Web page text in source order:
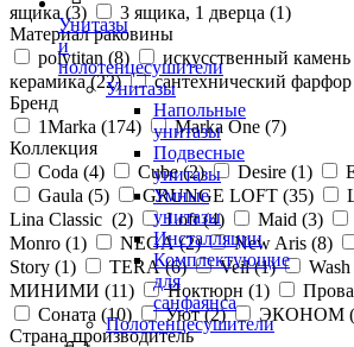
Унитазы
и
полотенцесушители
Унитазы
Напольные
унитазы
Подвесные
унитазы
Умные
унитазы
Инсталляции
Комплектующие
для
санфаянса
Полотенцесушители
ящика (3) 3 ящика, 1 дверца (1)
Материал раковины
polytitan (8) искусственный камень
керамика (22) сантехнический
Бренд
1Marka (174) Marka One (7)
Коллекция
Coda (4) Cube (2) Desire (1)
Gaula (5) GRUNGE LOFT (35)
Lina Classic (2) Loft (4) Maid (3)
Monro (1) NEGA (2) New Aris (8)
Story (1) TERA (6) Veil (1)
МИНИМИ (11) Ноктюрн (1)
Соната (10) Уют (2) ЭКОНОМ (
Страна производитель